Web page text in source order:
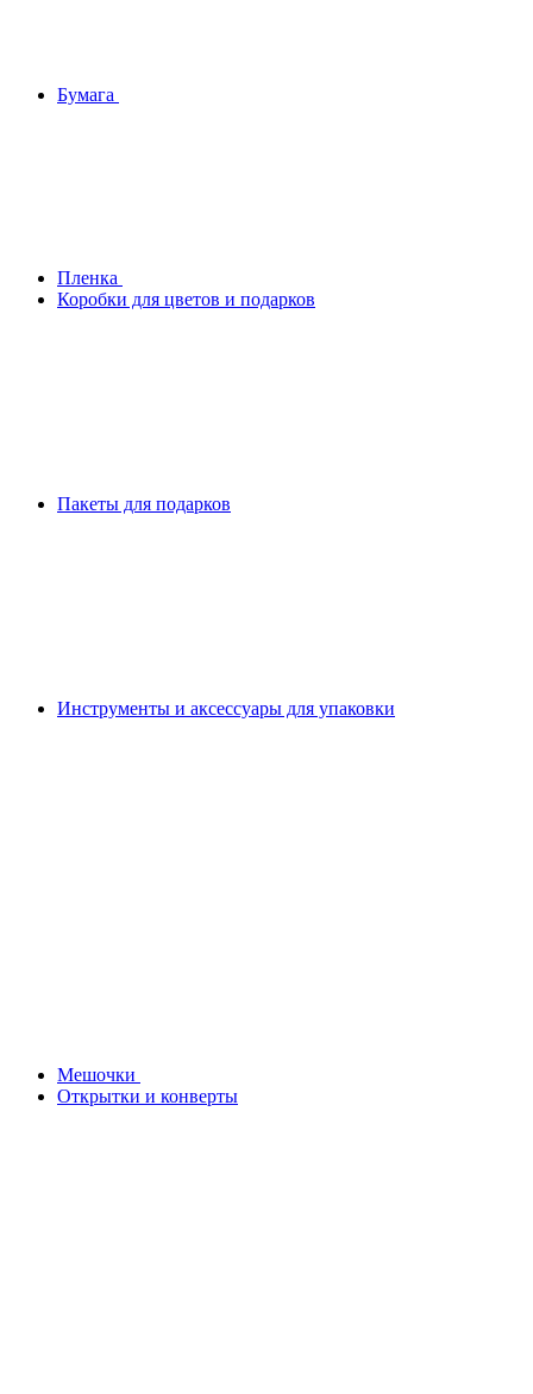
Бумага
Плeнка
Коробки для цветов и подарков
Пакеты для подарков
Инструменты и аксессуары для упаковки
Мешочки
Открытки и конверты